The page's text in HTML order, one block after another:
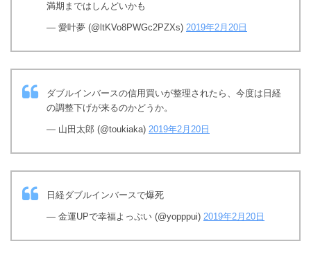
満期まではしんどいかも
— 愛叶夢 (@ltKVo8PWGc2PZXs) 2019年2月20日
ダブルインバースの信用買いが整理されたら、今度は日経
の調整下げが来るのかどうか。
— 山田太郎 (@toukiaka) 2019年2月20日
日経ダブルインバースで爆死
— 金運UPで幸福よっぷい (@yopppui) 2019年2月20日